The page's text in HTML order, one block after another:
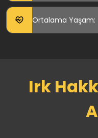
Ortalama Yaşam:
Irk